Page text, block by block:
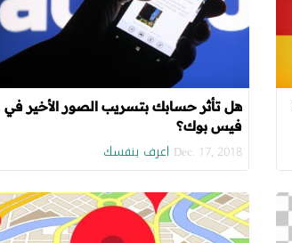
هل تأثر حسابك بتسريب الصور الأخير في
فيس بوك؟
Dec. 17, 2018 اعرف بنفسك